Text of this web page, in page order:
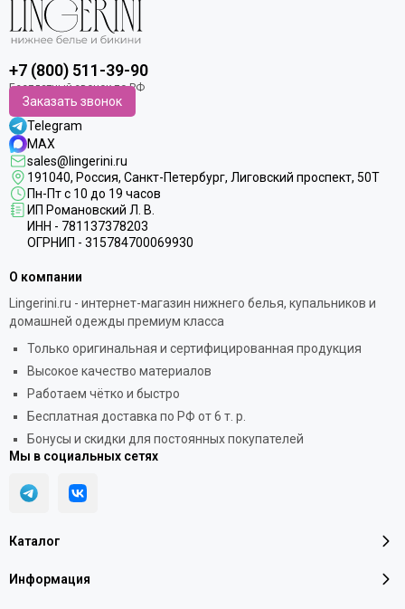
+7 (800) 511-39-90
Заказать звонок
Telegram
MAX
sales@lingerini.ru
191040, Россия, Санкт-Петербург, Лиговский проспект, 50Т
Пн-Пт с 10 до 19 часов
ИП Романовский Л. В.
ИНН - 781137378203
ОГРНИП - 315784700069930
Каталог
Информация
О компании
Lingerini.ru - интернет-магазин нижнего белья, купальников и
домашней одежды премиум класса
Только оригинальная и сертифицированная продукция
Высокое качество материалов
Работаем чётко и быстро
Бесплатная доставка по РФ от 6 т. р.
Бонусы и скидки для постоянных покупателей
Мы в социальных сетях